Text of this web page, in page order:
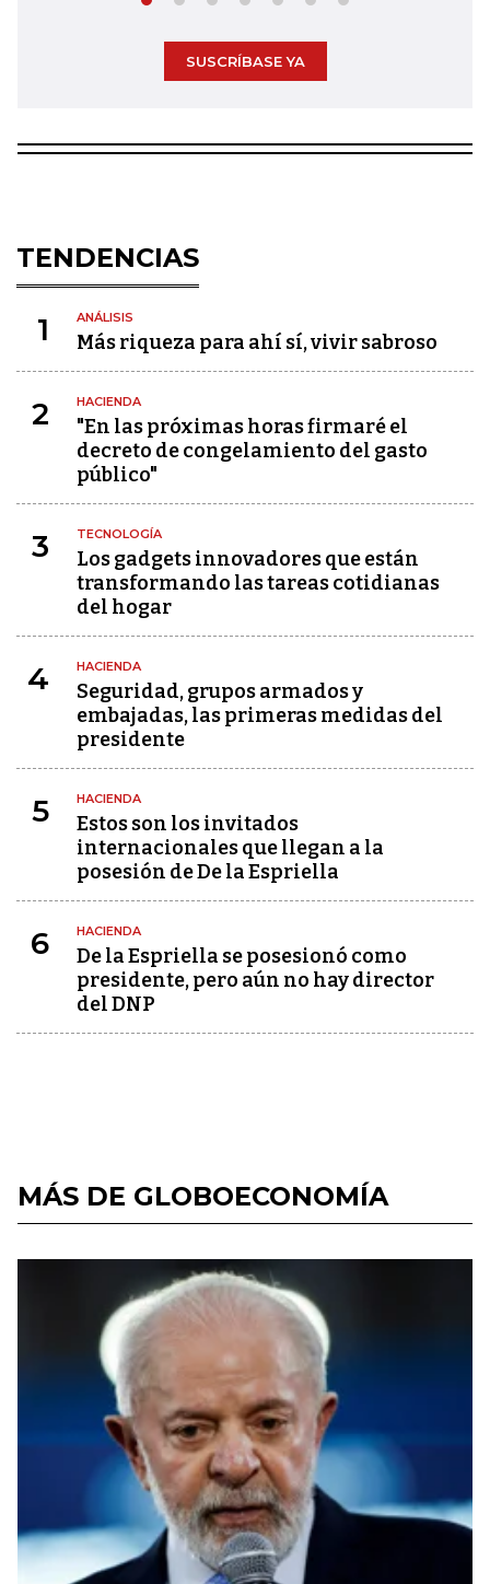
SUSCRÍBASE YA
TENDENCIAS
1 ANÁLISIS
Más riqueza para ahí sí, vivir sabroso
2 HACIENDA
"En las próximas horas firmaré el
decreto de congelamiento del gasto
público"
3 TECNOLOGÍA
Los gadgets innovadores que están
transformando las tareas cotidianas
del hogar
4 HACIENDA
Seguridad, grupos armados y
embajadas, las primeras medidas del
presidente
5 HACIENDA
Estos son los invitados
internacionales que llegan a la
posesión de De la Espriella
6 HACIENDA
De la Espriella se posesionó como
presidente, pero aún no hay director
del DNP
MÁS DE GLOBOECONOMÍA